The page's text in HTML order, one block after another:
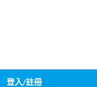
登入/註冊